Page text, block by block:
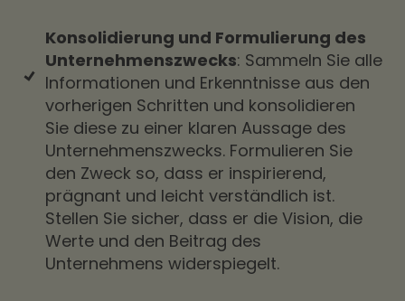
Konsolidierung und Formulierung des
Unternehmenszwecks: Sammeln Sie alle
Informationen und Erkenntnisse aus den
vorherigen Schritten und konsolidieren
Sie diese zu einer klaren Aussage des
Unternehmenszwecks. Formulieren Sie
den Zweck so, dass er inspirierend,
prägnant und leicht verständlich ist.
Stellen Sie sicher, dass er die Vision, die
Werte und den Beitrag des
Unternehmens widerspiegelt.